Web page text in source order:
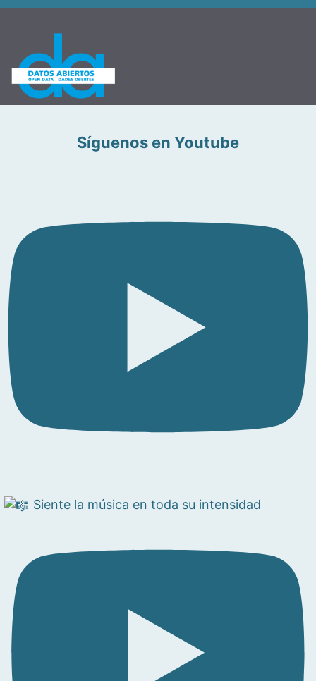
Síguenos en Youtube
Siente la música en toda su intensidad